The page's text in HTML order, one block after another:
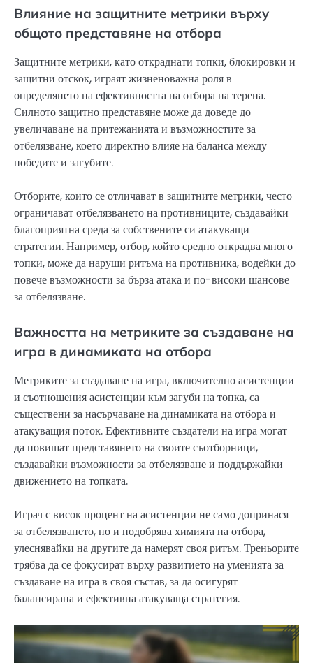
Влияние на защитните метрики върху
общото представяне на отбора
Защитните метрики, като откраднати топки, блокировки и
защитни отскок, играят жизненоважна роля в
определянето на ефективността на отбора на терена.
Силното защитно представяне може да доведе до
увеличаване на притежанията и възможностите за
отбелязване, което директно влияе на баланса между
победите и загубите.
Отборите, които се отличават в защитните метрики, често
ограничават отбелязването на противниците, създавайки
благоприятна среда за собствените си атакуващи
стратегии. Например, отбор, който средно открадва много
топки, може да наруши ритъма на противника, водейки до
повече възможности за бърза атака и по-високи шансове
за отбелязване.
Важността на метриките за създаване на
игра в динамиката на отбора
Метриките за създаване на игра, включително асистенции
и съотношения асистенции към загуби на топка, са
съществени за насърчаване на динамиката на отбора и
атакуващия поток. Ефективните създатели на игра могат
да повишат представянето на своите съотборници,
създавайки възможности за отбелязване и поддържайки
движението на топката.
Играч с висок процент на асистенции не само допринася
за отбелязването, но и подобрява химията на отбора,
улеснявайки на другите да намерят своя ритъм. Треньорите
трябва да се фокусират върху развитието на уменията за
създаване на игра в своя състав, за да осигурят
балансирана и ефективна атакуваща стратегия.